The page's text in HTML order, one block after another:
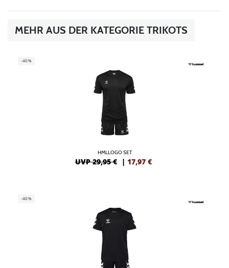
MEHR AUS DER KATEGORIE TRIKOTS
-40%
HMLLOGO SET
UVP 29,95 € | 17,97 €
-40%